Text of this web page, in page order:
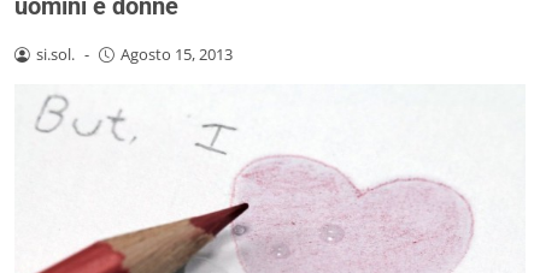
uomini e donne
si.sol. - Agosto 15, 2013